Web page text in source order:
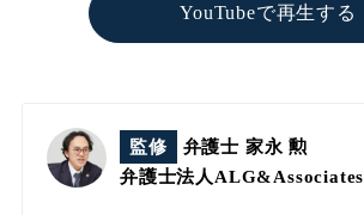
YouTubeで再生する
監修
弁護士 家永 勲
弁護士法人ALG&Associates